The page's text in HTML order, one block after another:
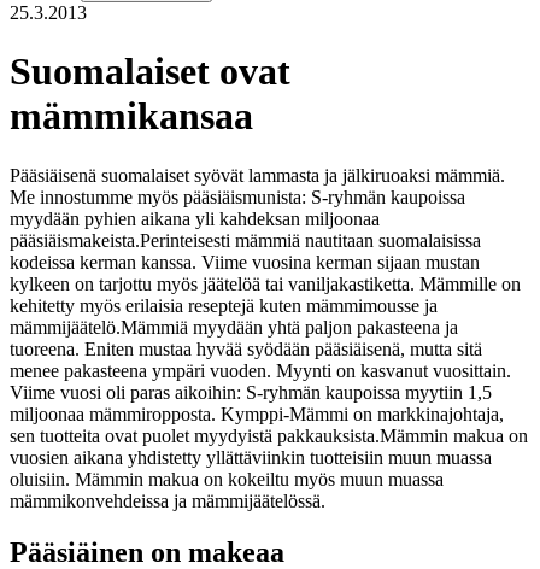
25.3.2013
Suomalaiset ovat
mämmikansaa
Pääsiäisenä suomalaiset syövät lammasta ja jälkiruoaksi mämmiä.
Me innostumme myös pääsiäismunista: S-ryhmän kaupoissa
myydään pyhien aikana yli kahdeksan miljoonaa
pääsiäismakeista.Perinteisesti mämmiä nautitaan suomalaisissa
kodeissa kerman kanssa. Viime vuosina kerman sijaan mustan
kylkeen on tarjottu myös jäätelöä tai vaniljakastiketta. Mämmille on
kehitetty myös erilaisia reseptejä kuten mämmimousse ja
mämmijäätelö.Mämmiä myydään yhtä paljon pakasteena ja
tuoreena. Eniten mustaa hyvää syödään pääsiäisenä, mutta sitä
menee pakasteena ympäri vuoden. Myynti on kasvanut vuosittain.
Viime vuosi oli paras aikoihin: S-ryhmän kaupoissa myytiin 1,5
miljoonaa mämmiropposta. Kymppi-Mämmi on markkinajohtaja,
sen tuotteita ovat puolet myydyistä pakkauksista.Mämmin makua on
vuosien aikana yhdistetty yllättäviinkin tuotteisiin muun muassa
oluisiin. Mämmin makua on kokeiltu myös muun muassa
mämmikonvehdeissa ja mämmijäätelössä.
Pääsiäinen on makeaa